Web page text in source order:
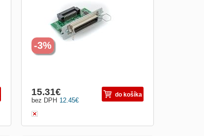
zakoupíte spolu s tiskárnou, je na něj
záruka 2 roky, jinak 90 dnů.
12.45€
bez DPH
15.31€ do košíka
-3%